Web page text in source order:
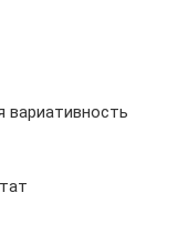
вариативность